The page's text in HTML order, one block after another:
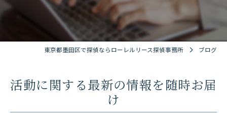
東京都墨田区で探偵ならローレルリース探偵事務所 ブログ
活動に関する最新の情報を随時お届
け